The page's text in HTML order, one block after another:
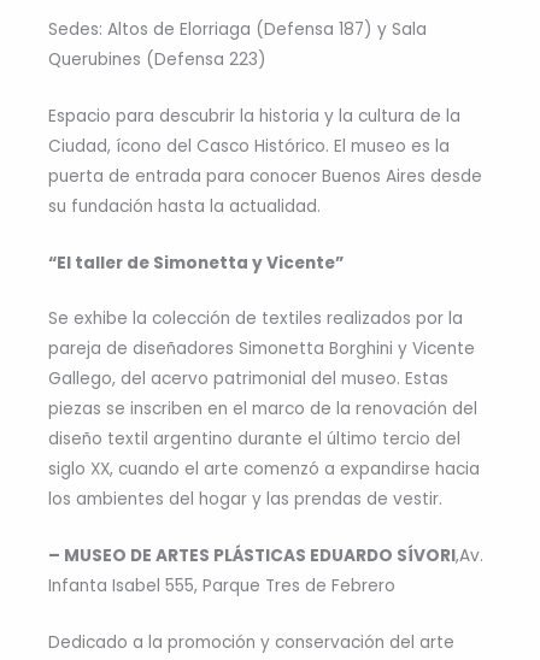
Sedes: Altos de Elorriaga (Defensa 187) y Sala
Querubines (Defensa 223)
Espacio para descubrir la historia y la cultura de la
Ciudad, ícono del Casco Histórico. El museo es la
puerta de entrada para conocer Buenos Aires desde
su fundación hasta la actualidad.
“El taller de Simonetta y Vicente”
Se exhibe la colección de textiles realizados por la
pareja de diseñadores Simonetta Borghini y Vicente
Gallego, del acervo patrimonial del museo. Estas
piezas se inscriben en el marco de la renovación del
diseño textil argentino durante el último tercio del
siglo XX, cuando el arte comenzó a expandirse hacia
los ambientes del hogar y las prendas de vestir.
– MUSEO DE ARTES PLÁSTICAS EDUARDO SÍVORI,Av.
Infanta Isabel 555, Parque Tres de Febrero
Dedicado a la promoción y conservación del arte